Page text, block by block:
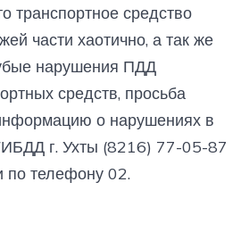
транспортное средство
части хаотично, а так же
нарушения ПДД
средств, просьба
о нарушениях в
г. Ухты (8216) 77-05-87
по телефону 02.